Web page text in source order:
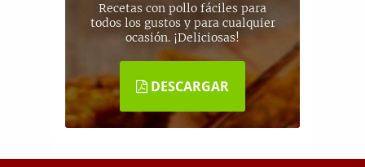
Recetas con pollo fáciles para
todos los gustos y para cualquier
ocasión. ¡Deliciosas!
DESCARGAR